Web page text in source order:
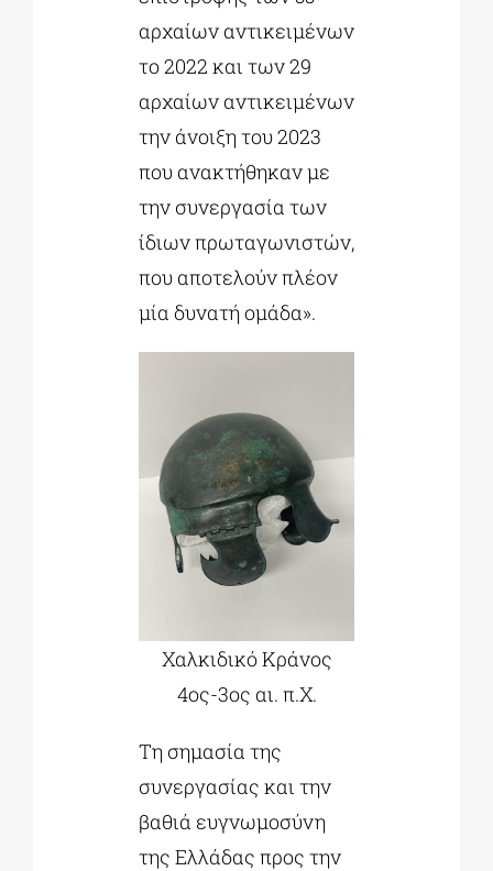
αρχαίων αντικειμένων
το 2022 και των 29
αρχαίων αντικειμένων
την άνοιξη του 2023
που ανακτήθηκαν με
την συνεργασία των
ίδιων πρωταγωνιστών,
που αποτελούν πλέον
μία δυνατή ομάδα».
Χαλκιδικό Κράνος
4ος-3ος αι. π.Χ.
Τη σημασία της
συνεργασίας και την
βαθιά ευγνωμοσύνη
της Ελλάδας προς την